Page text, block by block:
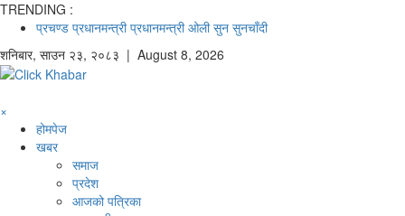
TRENDING :
प्रचण्ड प्रधानमन्त्री प्रधानमन्त्री ओली सुन सुनचाँदी
शनिबार, साउन २३, २०८३ | August 8, 2026
×
होमपेज
खबर
समाज
प्रदेश
आजको पत्रिका